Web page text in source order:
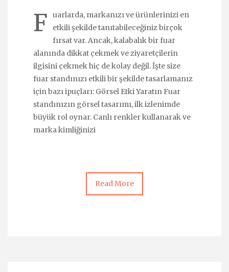
F
uarlarda, markanızı ve ürünlerinizi en
etkili şekilde tanıtabileceğiniz birçok
fırsat var. Ancak, kalabalık bir fuar
alanında dikkat çekmek ve ziyaretçilerin
ilgisini çekmek hiç de kolay değil. İşte size
fuar standınızı etkili bir şekilde tasarlamanız
için bazı ipuçları: Görsel Etki Yaratın Fuar
standınızın görsel tasarımı, ilk izlenimde
büyük rol oynar. Canlı renkler kullanarak ve
marka kimliğinizi
Read More